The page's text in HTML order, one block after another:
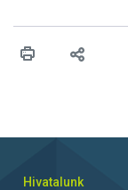
vonni az ebek
Hivatalunk